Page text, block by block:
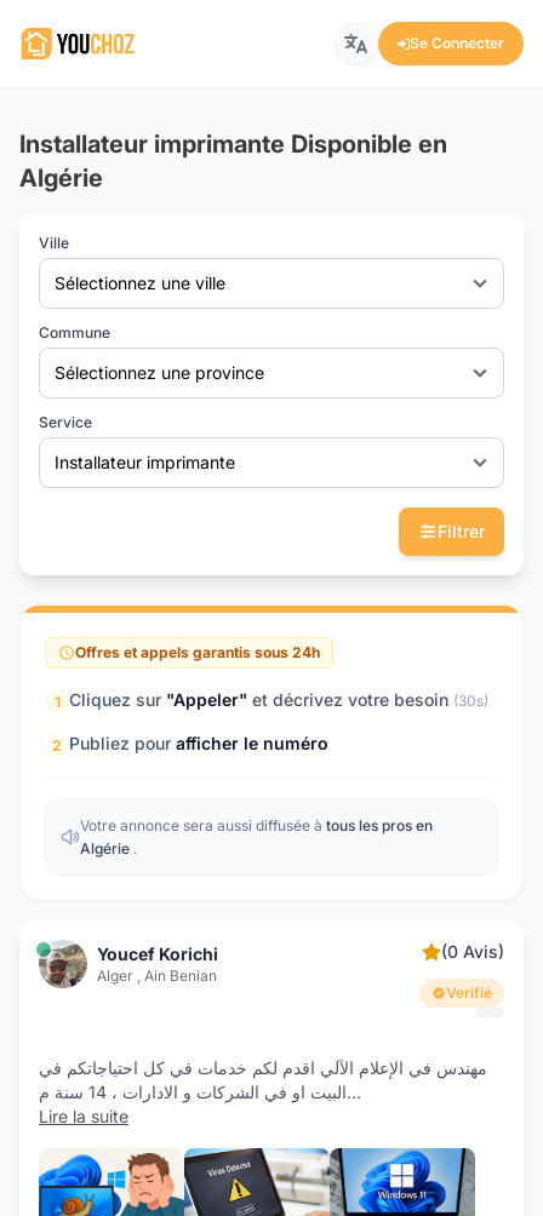
Se Connecter
Installateur imprimante Disponible en
Algérie
Ville
Sélectionnez une ville
Commune
Sélectionnez une province
Service
Installateur imprimante
Filtrer
Offres et appels garantis sous 24h
1 Cliquez sur "Appeler" et décrivez votre besoin (30s)
2 Publiez pour afficher le numéro
Votre annonce sera aussi diffusée à tous les pros en
Algérie .
Youcef Korichi
Alger , Ain Benian
(0 Avis)
Verifié
مهندس في الإعلام الآلي اقدم لكم خدمات في كل احتياجاتكم في
البيت او في الشركات و الادارات ، 14 سنة م...
Lire la suite